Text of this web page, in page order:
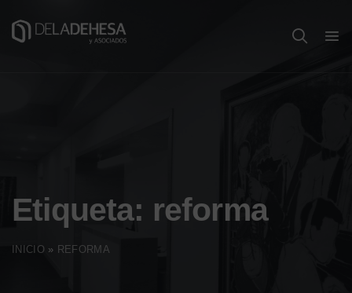
Etiqueta: reforma
INICIO » REFORMA